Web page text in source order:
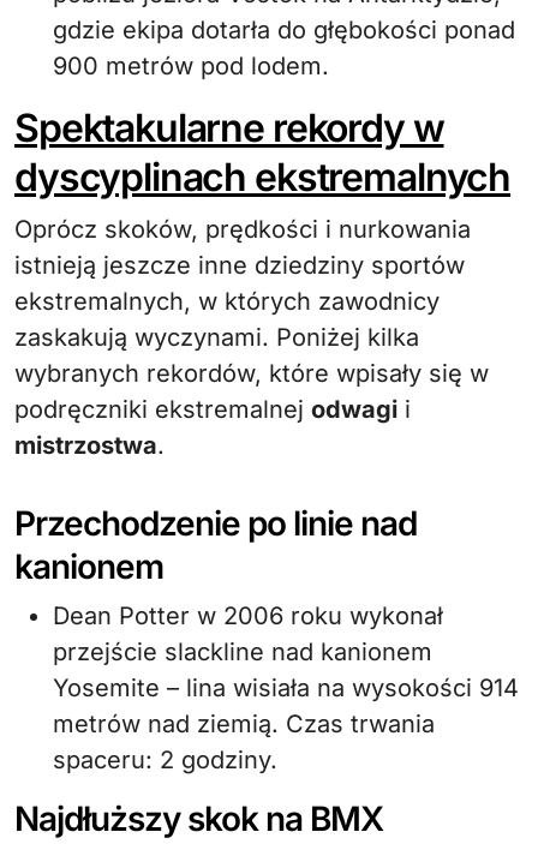
gdzie ekipa dotarła do głębokości ponad
900 metrów pod lodem.
Spektakularne rekordy w
dyscyplinach ekstremalnych
Oprócz skoków, prędkości i nurkowania
istnieją jeszcze inne dziedziny sportów
ekstremalnych, w których zawodnicy
zaskakują wyczynami. Poniżej kilka
wybranych rekordów, które wpisały się w
podręczniki ekstremalnej odwagi i
mistrzostwa.
Przechodzenie po linie nad
kanionem
Dean Potter w 2006 roku wykonał
przejście slackline nad kanionem
Yosemite – lina wisiała na wysokości 914
metrów nad ziemią. Czas trwania
spaceru: 2 godziny.
Najdłuższy skok na BMX